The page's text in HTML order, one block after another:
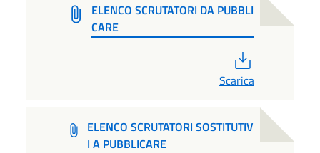
ELENCO SCRUTATORI DA PUBBLI
CARE
Scarica
ELENCO SCRUTATORI SOSTITUTIV
I A PUBBLICARE